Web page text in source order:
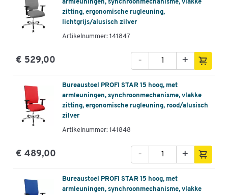
armleuningen, synchroonmechanisme, vlakke
zitting, ergonomische rugleuning,
lichtgrijs/alusisch zilver
Artikelnummer: 141847
€ 529,00 +
-
Bureaustoel PROFI STAR 15 hoog, met
armleuningen, synchroonmechanisme, vlakke
zitting, ergonomische rugleuning, rood/alusisch
zilver
Artikelnummer: 141848
€ 489,00 +
-
Bureaustoel PROFI STAR 15 hoog, met
armleuningen, synchroonmechanisme, vlakke